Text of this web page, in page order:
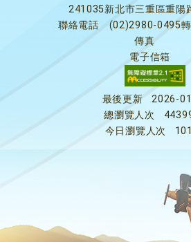
241035新北市三重區重陽
聯絡電話
(02)2980-0495
傳真
電子信箱
最後更新
2026-
總瀏覽人次
今日瀏覽人次